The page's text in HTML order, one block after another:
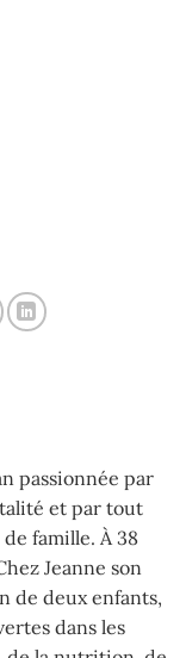
passionnée par
et par tout
famille. À 38
Jeanne son
de deux enfants,
dans les